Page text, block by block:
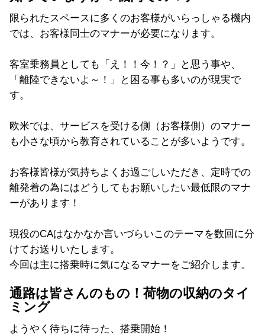
限られたスペースに多くのお客様がいらっしゃる機内
では、お客様同士のマナーが必要になります。
客室乗務員としても「え！！今！？」と思う事や、
「離陸できないよ～！」と困る事も多いのが現実で
す。
欧米では、サービスを受ける側（お客様側）のマナー
も小さな頃から教育されていることが多いようです。
お客様皆様が気持ちよくお過ごしいただき、定時での
離発着の為にはどうしてもお願いしたい最低限のマナ
ーがあります！
現役のCAはなかなか言いづらいこのテーマを数回に分
けてお送りいたします。
今回は主に搭乗時に気になるマナーをご紹介します。
通路は皆さんのもの！荷物の収納のタイ
ミング
ようやく待ちに待った、搭乗開始！